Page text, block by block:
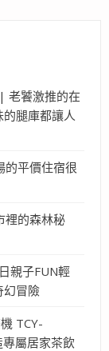
老饕激推的在
腿庫都讓人
的平價住宿很
裡的森林秘
親子FUN輕
幻冒險
TCY-
屬居家茶飲